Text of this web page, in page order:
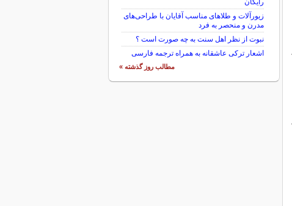
رایگان
زیورآلات و طلاهای مناسب آقایان با طراحی‌های
مدرن و منحصر به فرد
نبوت از نظر اهل سنت به چه صورت است ؟
اشعار ترکی عاشقانه به همراه ترجمه فارسی
مطالب روز گذشته »